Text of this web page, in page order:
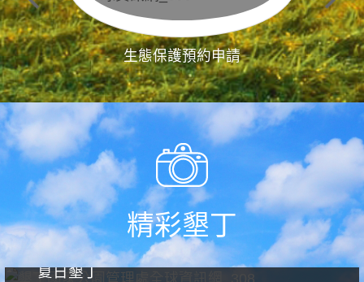
生態保護預約申請
精彩墾丁
夏日墾丁